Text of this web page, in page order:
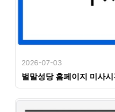
2026-07-03
벌말성당 홈페이지 미사